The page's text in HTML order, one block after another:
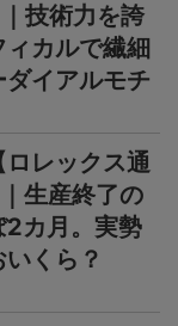
技術力を誇
カルで繊細
イアルモチ
レックス通
生産終了の
2カ月。実勢
くら？